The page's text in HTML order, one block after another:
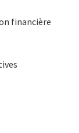
financière